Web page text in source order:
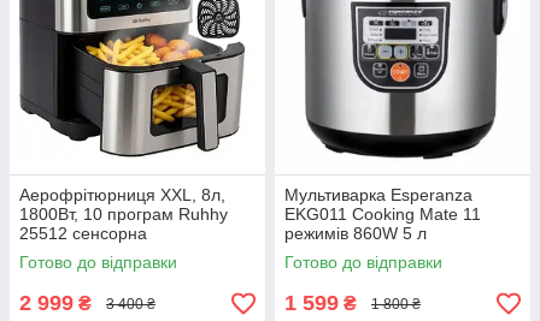
Аерофрітюрниця XXL, 8л,
1800Вт, 10 програм Ruhhy
25512 сенсорна
Готово до відправки
2 999 ₴ 3 400 ₴
Мультиварка Esperanza
EKG011 Cooking Mate 11
режимів 860W 5 л
Готово до відправки
1 599 ₴ 1 800 ₴